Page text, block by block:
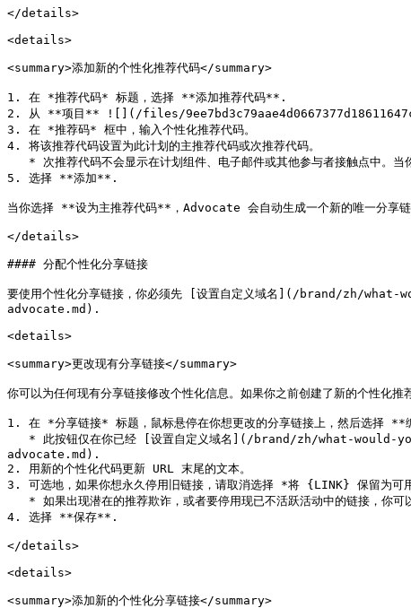
</details>
<details>
<summary>添加新的个性化推荐代码</summary>
1. 在 *推荐代码* 标题，选择 **添加推荐代码**.
2. 从 **项目** ![](/files/
3. 在 *推荐码* 框中，输入个性化推荐代码。
4. 将该推荐代码设置为此计划的主推荐代码或次推荐代码。
5. 选择 **添加**.
当你选择 **设为主推荐代码**，Advocate 会自动生成一个新的唯一分享链
</details>
#### 分配个性化分享链接
要使用个性化分享链接，你必须先 [设置自定义域名](/brand/
advocate.md).
<details>
<summary>更改现有分享链接</summary>
你可以为任何现有分享链接修改个性化信息。如果你之前创建了新的个性化推
1. 在 *分享链接* 标题，鼠标悬停在你想更改的分享链接上，然后选择
advocate.md).
2. 用新的个性化代码更新 URL 末尾的文本。
3. 可选地，如果你想永久停用旧链接，请取消选择 *将 {LINK} 保留为可
4. 选择 **保存**.
</details>
<details>
<summary>添加新的个性化分享链接</summary>